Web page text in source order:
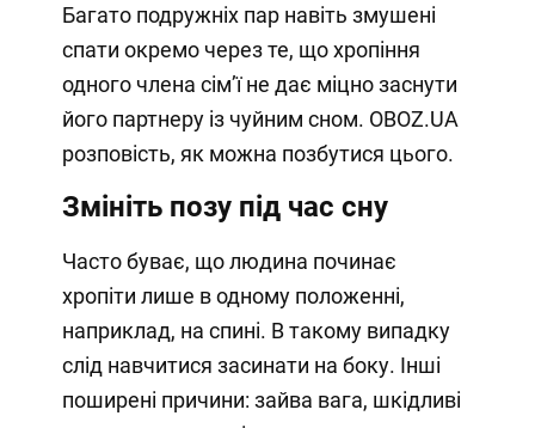
Багато подружніх пар навіть змушені
спати окремо через те, що хропіння
одного члена сімʼї не дає міцно заснути
його партнеру із чуйним сном. OBOZ.UA
розповість, як можна позбутися цього.
Змініть позу під час сну
Часто буває, що людина починає
хропіти лише в одному положенні,
наприклад, на спині. В такому випадку
слід навчитися засинати на боку. Інші
поширені причини: зайва вага, шкідливі